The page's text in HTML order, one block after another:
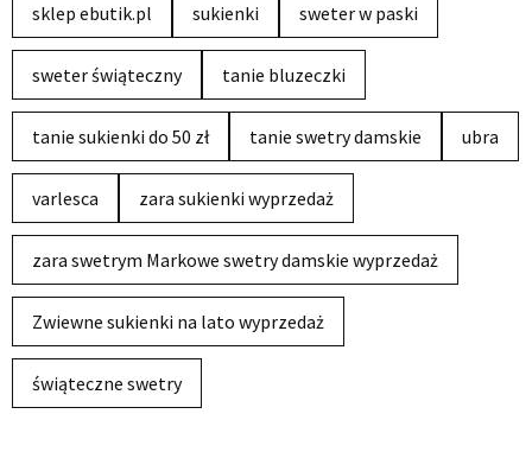
sklep ebutik.pl sukienki sweter w paski
sweter świąteczny tanie bluzeczki
tanie sukienki do 50 zł tanie swetry damskie ubra
varlesca zara sukienki wyprzedaż
zara swetrym Markowe swetry damskie wyprzedaż
Zwiewne sukienki na lato wyprzedaż
świąteczne swetry